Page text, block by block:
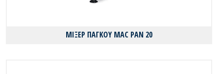
ΜΙΞΕΡ ΠΑΓΚΟΥ MAC PAN 20